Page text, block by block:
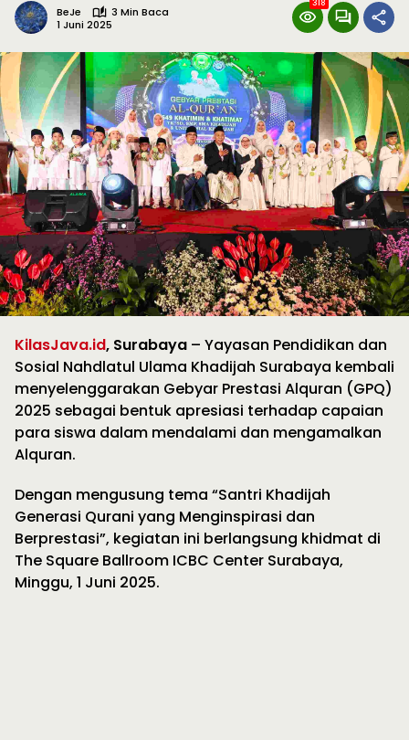
BeJe
3 Min Baca
1 Juni 2025
318
KilasJava.id, Surabaya – Yayasan Pendidikan dan
Sosial Nahdlatul Ulama Khadijah Surabaya kembali
menyelenggarakan Gebyar Prestasi Alquran (GPQ)
2025 sebagai bentuk apresiasi terhadap capaian
para siswa dalam mendalami dan mengamalkan
Alquran.
Dengan mengusung tema “Santri Khadijah
Generasi Qurani yang Menginspirasi dan
Berprestasi”, kegiatan ini berlangsung khidmat di
The Square Ballroom ICBC Center Surabaya,
Minggu, 1 Juni 2025.